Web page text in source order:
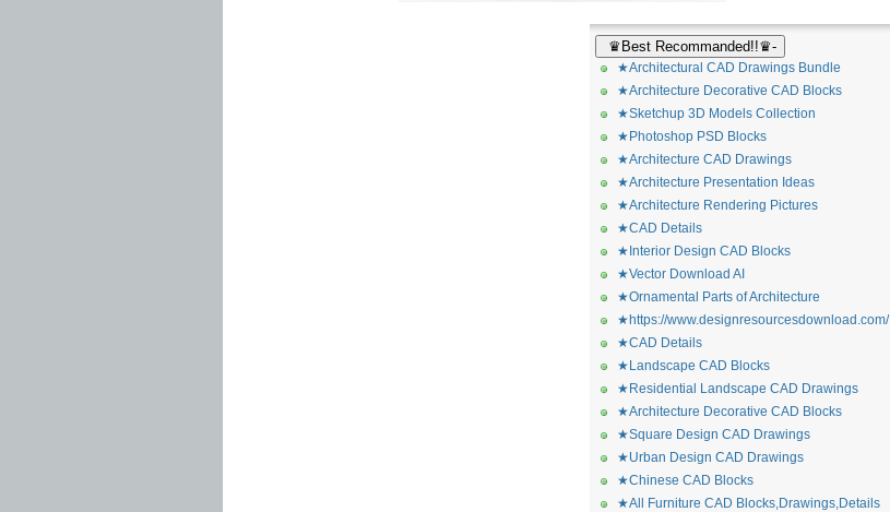
♛Best Recommanded!!♛-
★Architectural CAD Drawings Bundle
★Architecture Decorative CAD Blocks
★Sketchup 3D Models Collection
★Photoshop PSD Blocks
★Architecture CAD Drawings
★Architecture Presentation Ideas
★Architecture Rendering Pictures
★CAD Details
★Interior Design CAD Blocks
★Vector Download AI
★Ornamental Parts of Architecture
★https://www.designresourcesdownload.com/
★CAD Details
★Landscape CAD Blocks
★Residential Landscape CAD Drawings
★Architecture Decorative CAD Blocks
★Square Design CAD Drawings
★Urban Design CAD Drawings
★Chinese CAD Blocks
★All Furniture CAD Blocks,Drawings,Details